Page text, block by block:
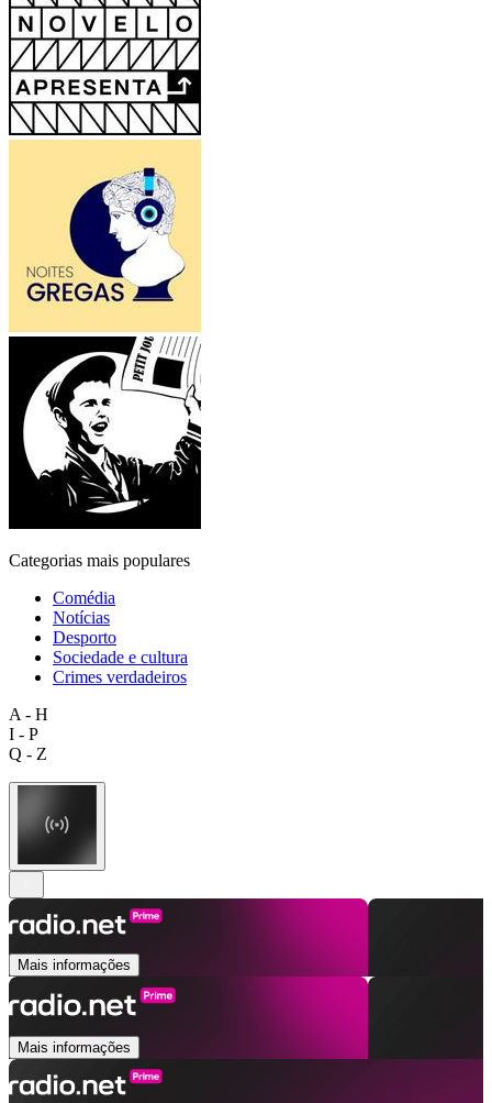
Categorias mais populares
Comédia
Notícias
Desporto
Sociedade e cultura
Crimes verdadeiros
A - H
I - P
Q - Z
Mais informações
Mais informações